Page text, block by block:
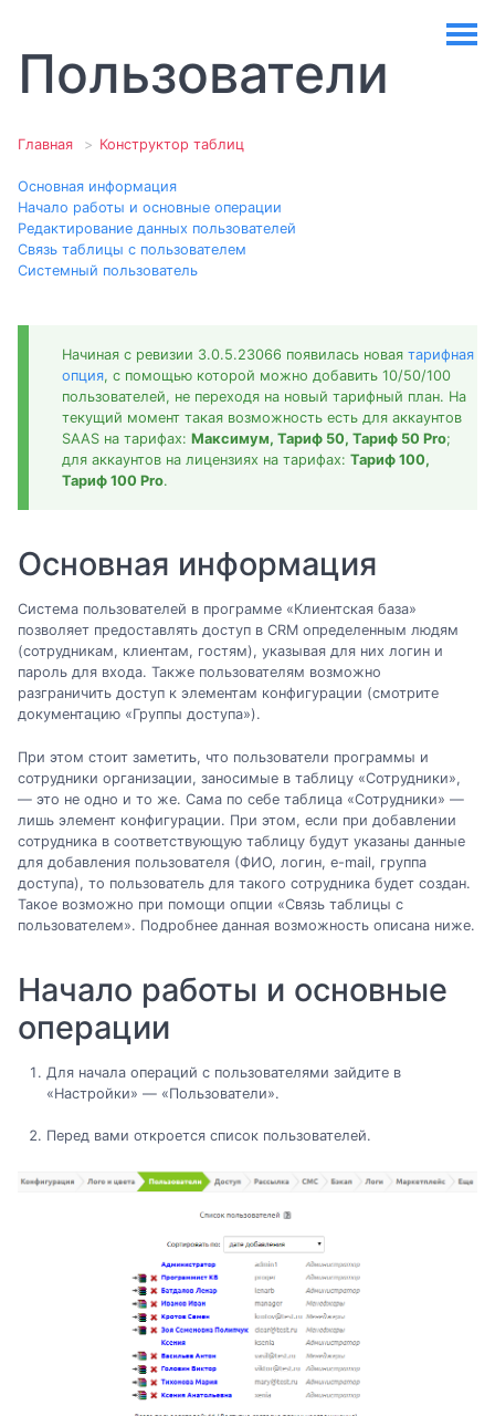
Пользователи
Главная Конструктор таблиц
Основная информация
Начало работы и основные операции
Редактирование данных пользователей
Связь таблицы с пользователем
Системный пользователь
Начиная с ревизии 3.0.5.23066 появилась новая тарифная
опция, с помощью которой можно добавить 10/50/100
пользователей, не переходя на новый тарифный план. На
текущий момент такая возможность есть для аккаунтов
SAAS на тарифах: Максимум, Тариф 50, Тариф 50 Pro;
для аккаунтов на лицензиях на тарифах: Тариф 100,
Тариф 100 Pro.
Основная информация
Система пользователей в программе «Клиентская база»
позволяет предоставлять доступ в CRM определенным людям
(сотрудникам, клиентам, гостям), указывая для них логин и
пароль для входа. Также пользователям возможно
разграничить доступ к элементам конфигурации (смотрите
документацию «Группы доступа»).
При этом стоит заметить, что пользователи программы и
сотрудники организации, заносимые в таблицу «Сотрудники»,
— это не одно и то же. Сама по себе таблица «Сотрудники» —
лишь элемент конфигурации. При этом, если при добавлении
сотрудника в соответствующую таблицу будут указаны данные
для добавления пользователя (ФИО, логин, e-mail, группа
доступа), то пользователь для такого сотрудника будет создан.
Такое возможно при помощи опции «Связь таблицы с
пользователем». Подробнее данная возможность описана ниже.
Начало работы и основные
операции
Для начала операций с пользователями зайдите в
«Настройки» — «Пользователи».
Перед вами откроется список пользователей.